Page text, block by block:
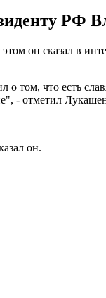
РФ
он сказал в
том, что есть
- отметил
он.